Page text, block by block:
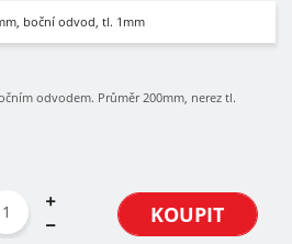
odvodem. Průměr 200mm, nerez tl.
KOUPIT